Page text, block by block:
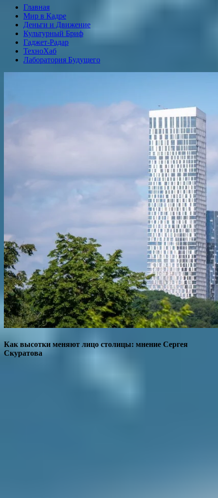
Главная
Мир в Кадре
Деньги и Движение
Культурный Бриф
Гаджет-Радар
ТехноХаб
Лаборатория Будущего
Как высотки меняют лицо столицы: мнение Сергея
Скуратова